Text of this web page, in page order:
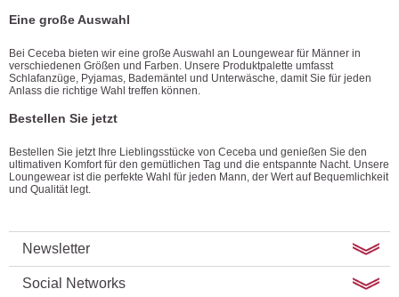
Eine große Auswahl
Bei Ceceba bieten wir eine große Auswahl an Loungewear für Männer in
verschiedenen Größen und Farben. Unsere Produktpalette umfasst
Schlafanzüge, Pyjamas, Bademäntel und Unterwäsche, damit Sie für jeden
Anlass die richtige Wahl treffen können.
Bestellen Sie jetzt
Bestellen Sie jetzt Ihre Lieblingsstücke von Ceceba und genießen Sie den
ultimativen Komfort für den gemütlichen Tag und die entspannte Nacht. Unsere
Loungewear ist die perfekte Wahl für jeden Mann, der Wert auf Bequemlichkeit
und Qualität legt.
Newsletter
Social Networks